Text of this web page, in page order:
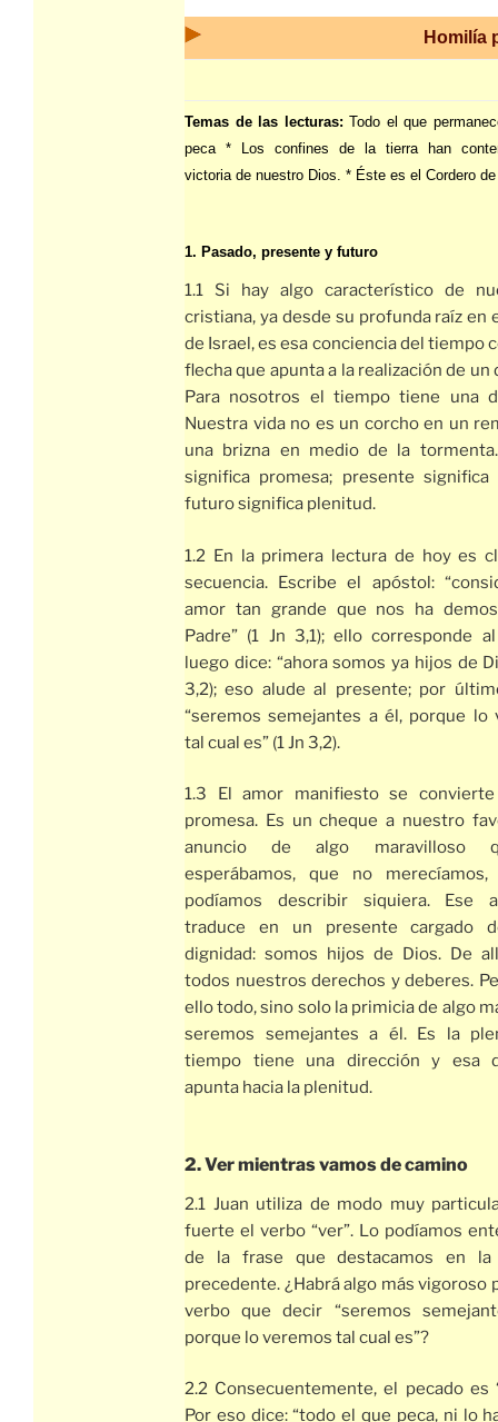
Homilía
Temas de las lecturas: Todo el que
peca * Los confines de la tierra han
victoria de nuestro Dios. * Éste es el Cordero
1. Pasado, presente y futuro
1.1 Si hay algo característico de
cristiana, ya desde su profunda raíz en
de Israel, es esa conciencia del tiempo
flecha que apunta a la realización de un
Para nosotros el tiempo tiene una
Nuestra vida no es un corcho en un
una brizna en medio de la
significa promesa; presente significa
futuro significa plenitud.
1.2 En la primera lectura de hoy es
secuencia. Escribe el apóstol:
amor tan grande que nos ha
Padre” (1 Jn 3,1); ello corresponde
luego dice: “ahora somos ya hijos de
3,2); eso alude al presente; por
“seremos semejantes a él, porque lo
tal cual es” (1 Jn 3,2).
1.3 El amor manifiesto se
promesa. Es un cheque a nuestro
anuncio de algo maravilloso
esperábamos, que no
podíamos describir siquiera. Ese
traduce en un presente cargado
dignidad: somos hijos de Dios. De
todos nuestros derechos y deberes.
ello todo, sino solo la primicia de algo
seremos semejantes a él. Es la
tiempo tiene una dirección y esa
apunta hacia la plenitud.
2. Ver mientras vamos de camino
2.1 Juan utiliza de modo muy
fuerte el verbo “ver”. Lo podíamos
de la frase que destacamos en la
precedente. ¿Habrá algo más vigoroso
verbo que decir “seremos
porque lo veremos tal cual es”?
2.2 Consecuentemente, el pecado es
Por eso dice: “todo el que peca, ni lo